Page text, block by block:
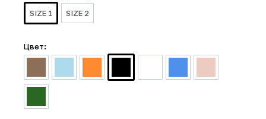
SIZE 1
SIZE 2
Цвет: